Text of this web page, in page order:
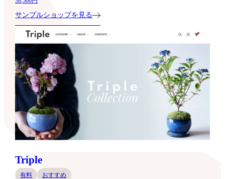
サンプルショップを見る
Triple
有料 おすすめ